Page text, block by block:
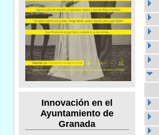
Innovación en el
Ayuntamiento de
Granada